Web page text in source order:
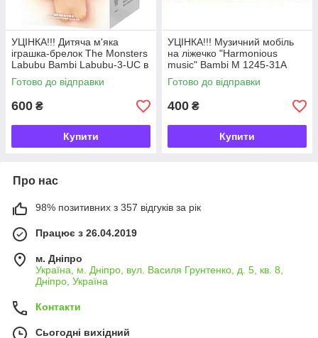
УЦІНКА!!! Дитяча м'яка
іграшка-брелок The Monsters
Labubu Bambi Labubu-3-UC в
асортименті
Готово до відправки
600 ₴
Купити
УЦІНКА!!! Музичний мобіль
на ліжечко "Harmonious
music" Bambi M 1245-31A
U/R-UC заводний
Готово до відправки
400 ₴
Купити
Про нас
98% позитивних з 357 відгуків за рік
Працює з 26.04.2019
м. Дніпро
Україна, м. Дніпро, вул. Василя Грунтенко, д. 5, кв. 8,
Дніпро, Україна
Контакти
Сьогодні вихідний